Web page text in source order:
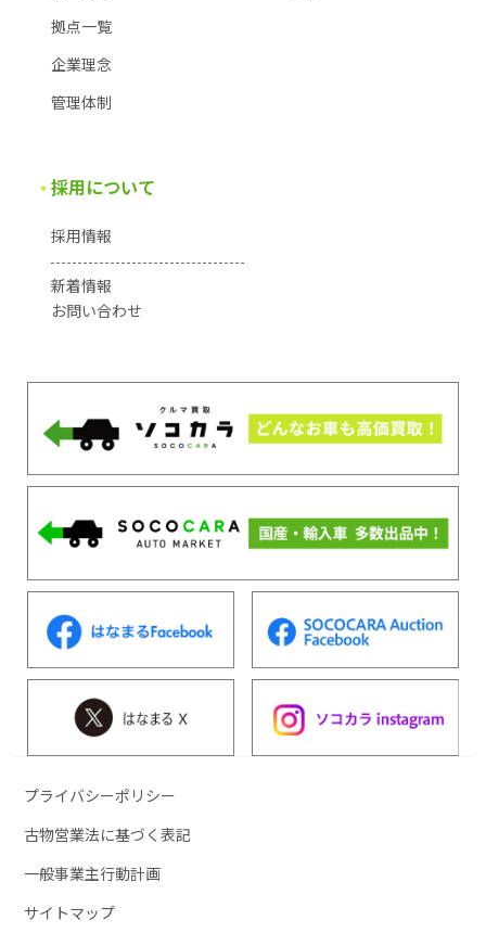
拠点一覧
企業理念
管理体制
採用について
採用情報
新着情報
お問い合わせ
プライバシーポリシー
古物営業法に基づく表記
一般事業主行動計画
サイトマップ